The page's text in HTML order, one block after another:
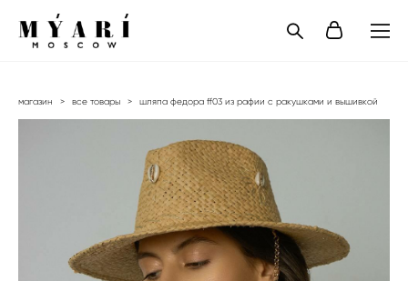
магазин > все товары > шляпа федора ff03 из рафии с ракушками и вышивкой